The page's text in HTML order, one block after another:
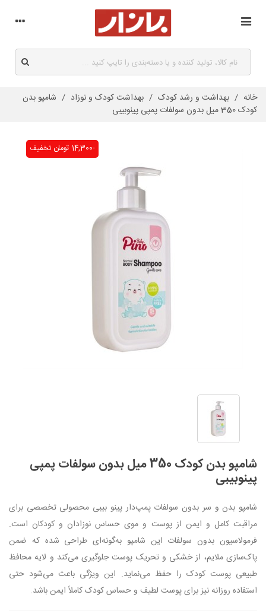
خانه / بهداشت و رشد کودک / بهداشت کودک و نوزاد / شامپو بدن
کودک 350 میل بدون سولفات پمپی پینوبیبی
تخفیف -14,300 تومان
شامپو بدن کودک 350 میل بدون سولفات پمپی
پینوبیبی
شامپو بدن و سر بدون سولفات پمپ‌دار پینو بیبی محصولی تخصصی برای
مراقبت کامل و ایمن از پوست و موی حساس نوزادان و کودکان است.
فرمولاسیون بدون سولفات این شامپو به‌گونه‌ای طراحی شده که ضمن
پاک‌سازی ملایم، از خشکی و تحریک پوست جلوگیری می‌کند و لایه محافظ
طبیعی پوست کودک را حفظ می‌نماید. این ویژگی باعث می‌شود حتی
استفاده روزانه نیز برای پوست لطیف و حساس کودک کاملاً ایمن باشد.